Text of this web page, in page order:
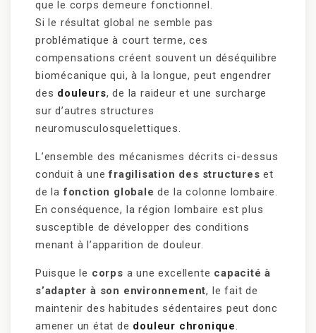
que le corps demeure fonctionnel.
Si le résultat global ne semble pas
problématique à court terme, ces
compensations créent souvent un déséquilibre
biomécanique qui, à la longue, peut engendrer
des douleurs, de la raideur et une surcharge
sur d’autres structures
neuromusculosquelettiques.
L’ensemble des mécanismes décrits ci-dessus
conduit à unefragilisation des structures et
de lafonction globale de la colonne lombaire.
En conséquence, la région lombaire est plus
susceptible de développer des conditions
menant à l’apparition de douleur.
Puisque le corps a une excellente capacité à
s’adapter à son environnement, le fait de
maintenir des habitudes sédentaires peut donc
amener un état de douleur chronique.